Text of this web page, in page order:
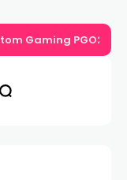
Gaming